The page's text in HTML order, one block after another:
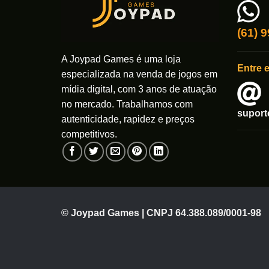
ser
na
do
produto
A Joypad Games é uma loja
especializada na venda de jogos em
mídia digital, com 3 anos de atuação
no mercado. Trabalhamos com
autenticidade, rapidez e preços
competitivos.
(61)
Entre
© Joypad Games | CNPJ 64.388.089/0001-98